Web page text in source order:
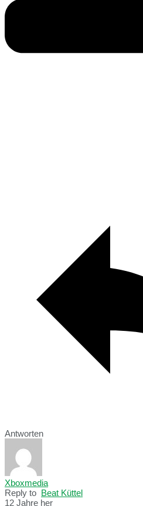
Antworten
Xboxmedia
Reply to Beat Küttel
12 Jahre her